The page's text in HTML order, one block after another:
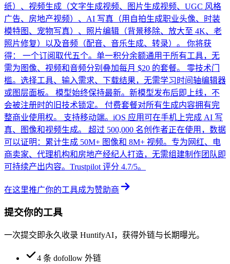
纸）、视频生成（文字生成视频、图片生成视频、UGC 风格
广告、房地产视频）、AI 写真（用自拍生成职业头像、时装
模特图、宠物写真）、照片编辑（背景移除、放大至 4K、老
照片修复）以及音频（配音、音乐生成、转录）。 你将获
得： 一个订阅取代五个。单一积分余额通用于所有工具，无
需为图像、视频和音频分别叠加每月 $20 的套餐。 零技术门
槛。选择工具、输入需求、下载结果，无需学习时间轴编辑器
或图层面板。 模型始终保持最新。新模型发布后即上线，不
会被注册时的旧技术锁定。 付费套餐对所有生成内容拥有完
整商业使用权。 支持移动端。iOS 应用可在手机上完成 AI 写
真、图像和视频生成。 超过 500,000 名创作者正在使用，数据
可以证明：累计生成 50M+ 图像和 8M+ 视频。专为网红、电
商卖家、代理机构和房地产经纪人打造，无需组建制作团队即
可持续产出内容。Trustpilot 评分 4.7/5。
在这里推广你的工具成为赞助商
提交你的工具
一次提交即永久收录 HuntifyAI，获得外链与长期曝光。
4 条 dofollow 外链